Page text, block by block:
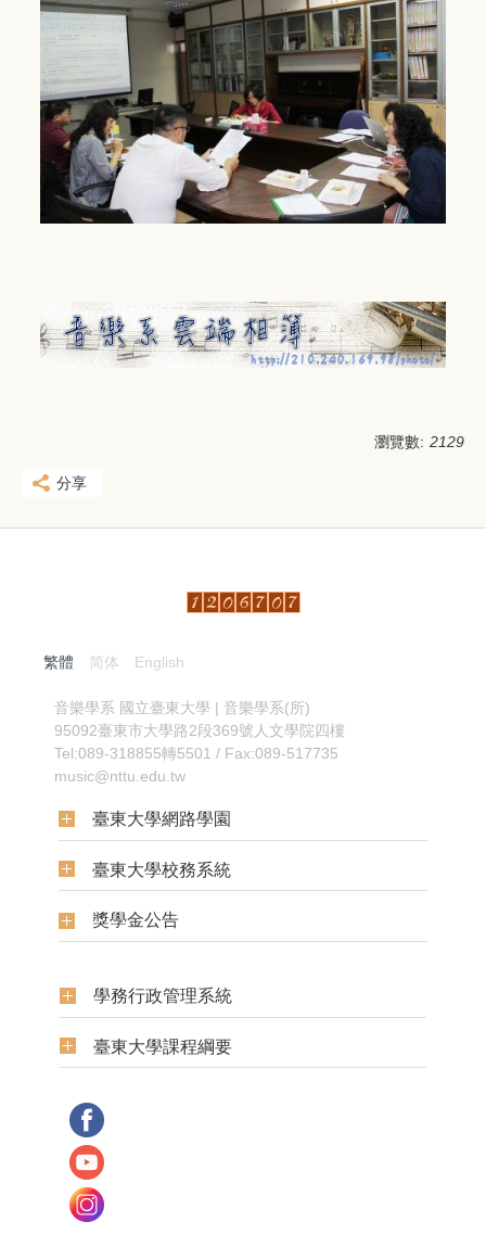
瀏覽數: 2129
分享
繁體 简体
English
音樂學系 國立臺東大學 | 音樂學系(所)
95092臺東市大學路2段369號人文學院四樓
Tel:089-318855轉5501 / Fax:089-517735
music@nttu.edu.tw
臺東大學網路學園
臺東大學校務系統
獎學金公告
學務行政管理系統
臺東大學課程綱要